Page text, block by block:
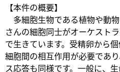
【本件の概要】
多細胞生物である植物や動
さんの細胞同士がオーケスト
で生きています。受精卵から
細胞間の相互作用が必要であ
ス応答も同様です。一般に、